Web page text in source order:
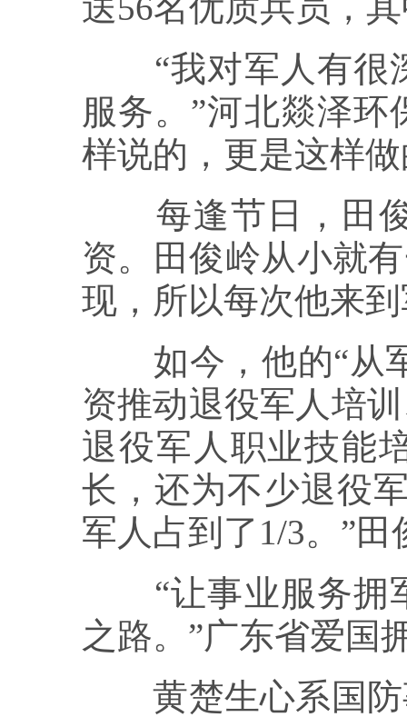
“我对军人有很深
服务。”河北燚泽
样说的，更是这样
每逢节日，田俊
资。田俊岭从小就
现，所以每次他来
如今，他的“从军
资推动退役军人培
退役军人职业技能
长，还为不少退役
军人占到了1/3。”田
“让事业服务拥军
之路。”广东省爱国
黄楚生心系国防